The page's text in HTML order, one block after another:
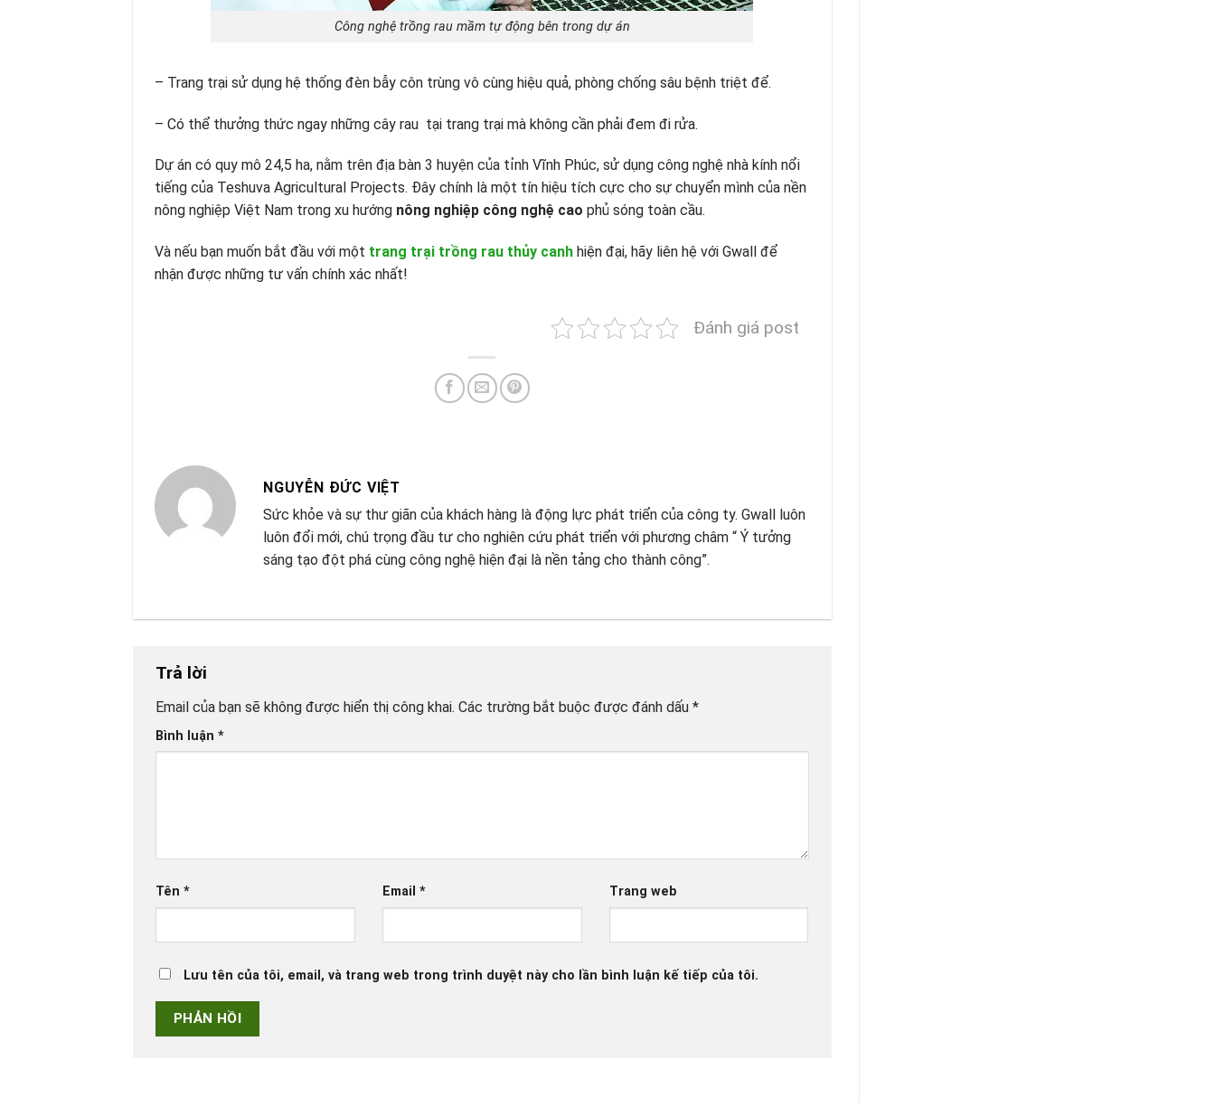
Công nghệ trồng rau mầm tự động bên trong dự án
– Trang trại sử dụng hệ thống đèn bẫy côn trùng vô cùng hiệu quả, phòng chống sâu bệnh triệt để.
– Có thể thưởng thức ngay những cây rau tại trang trại mà không cần phải đem đi rửa.
Dự án có quy mô 24,5 ha, nằm trên địa bàn 3 huyện của tỉnh Vĩnh Phúc, sử dụng công nghệ nhà kính nổi
tiếng của Teshuva Agricultural Projects. Đây chính là một tín hiệu tích cực cho sự chuyển mình của nền
nông nghiệp Việt Nam trong xu hướng nông nghiệp công nghệ cao phủ sóng toàn cầu.
Và nếu bạn muốn bắt đầu với một trang trại trồng rau thủy canh hiện đại, hãy liên hệ với Gwall để
nhận được những tư vấn chính xác nhất!
Đánh giá post
NGUYỄN ĐỨC VIỆT
Sức khỏe và sự thư giãn của khách hàng là động lực phát triển của công ty. Gwall luôn
luôn đổi mới, chú trọng đầu tư cho nghiên cứu phát triển với phương châm “ Ý tưởng
sáng tạo đột phá cùng công nghệ hiện đại là nền tảng cho thành công”.
Trả lời
Email của bạn sẽ không được hiển thị công khai. Các trường bắt buộc được đánh dấu *
Bình luận *
Tên * Email * Trang web
Lưu tên của tôi, email, và trang web trong trình duyệt này cho lần bình luận kế tiếp của tôi.